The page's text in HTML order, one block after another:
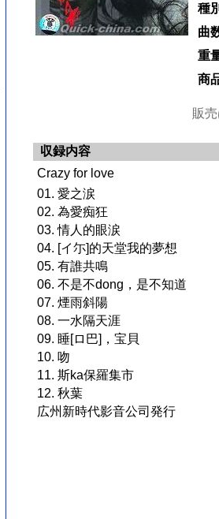
種
曲
重
商
販
収録内容
Crazy for love
01. 愛之涙
02. 為愛痴狂
03. 情人的眼涙
04. [イ尓]的天堂我的夢想
05. 有誰共鳴
06. 不是不dong，是不知道
07. 煙雨斜陽
08. 一水隔天涯
09. 睡[ロ巴]，宝貝
10. 吻
11. 斯ka保羅集市
12. 秋葉
広州新時代影音公司発行